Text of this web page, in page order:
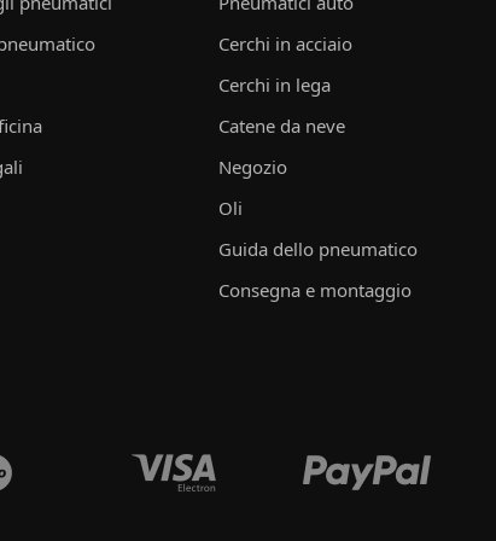
Cerchi in acciaio
Cerchi in lega
Catene da neve
Negozio
Oli
Guida dello pneumatico
Consegna e montaggio